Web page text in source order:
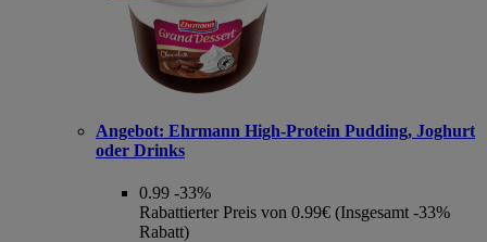
Angebot: Ehrmann High-Protein Pudding, Joghurt
oder Drinks
0.99 -33%
Rabattierter Preis von 0.99€ (Insgesamt -33%
Rabatt)